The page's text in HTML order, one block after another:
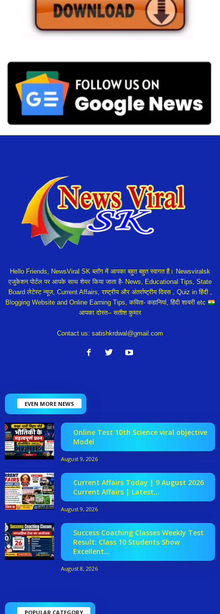
Hello Friends, NewsViral SK ब्लॉग में आपका बहुत बहुत स्वागत हैं। Newsviralsk
एजुकेशन पोर्टल पर आपके साथ शेयर किया जाता है- News, Educational Tips, State
Board लेटेस्ट न्यूज, Current Affairs, राष्ट्रीय और अंतर्राष्ट्रीय दिवस , Quiz in हिंदी ,
Blogging Website and Online Earning Tips, कविता- कहानियां, हिंदी शायरी etc
आपका दोस्त-- सतीश कुमार
Contact us: satishkrdwal@gmail.com
EVEN MORE NEWS
Online Test 10th Science viral objective
Model
August 9, 2026
Current Affairs Today | 9 August 2026
Current Affairs | Latest...
August 9, 2026
Success Coaching Classes Weekly Test
Result: Class 10 Students Show
Excellent...
August 8, 2026
POPULAR CATEGORY